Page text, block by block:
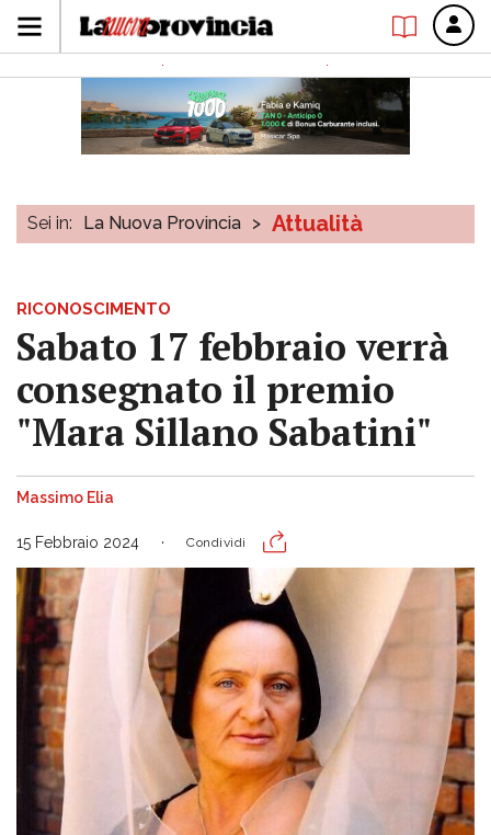
Sei in: La Nuova Provincia > Attualità
RICONOSCIMENTO
Sabato 17 febbraio verrà
consegnato il premio
"Mara Sillano Sabatini"
Massimo Elia
15 Febbraio 2024 Condividi